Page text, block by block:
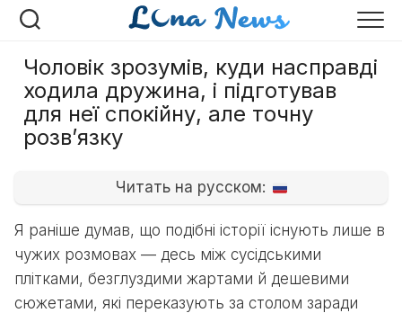
Перейти
Чоловік зрозумів, куди насправді
ходила дружина, і підготував
для неї спокійну, але точну
розв’язку
Читать на русском:
Я раніше думав, що подібні історії існують лише в
чужих розмовах — десь між сусідськими
плітками, безглуздими жартами й дешевими
сюжетами, які переказують за столом заради